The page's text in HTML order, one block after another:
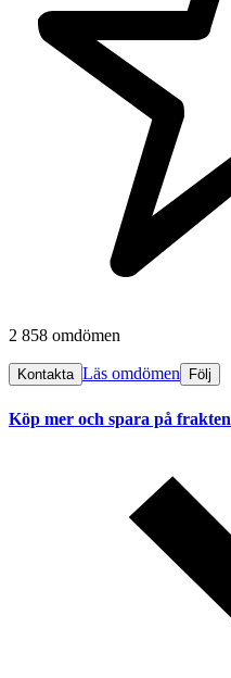
2 858 omdömen
Kontakta Läs omdömen Följ
Köp mer och spara på frakten